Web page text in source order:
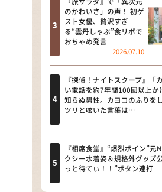
本日はダイアンな
朝だ！生です旅
教えて！ニュース
ミカタ
ＬＩＦＥ～夢の
新婚さんいらっ
ポツンと一軒家
ザキ山小屋本館
のかわいさ」の声！ 初ゲ
スト女優、贅沢すぎ
る“雲丹しゃぶ”食リポで
おちゃめ発言
2026.07.10
『探偵！ナイトスクープ』「
い電話を約7年間100回以上か
知らぬ男性。カヨコのふりを
ツリと呟いた言葉は…
『相席食堂』“爆烈ボイン”元
クシー水着姿＆規格外グッズ
っと待てぃ！！”ボタン連打